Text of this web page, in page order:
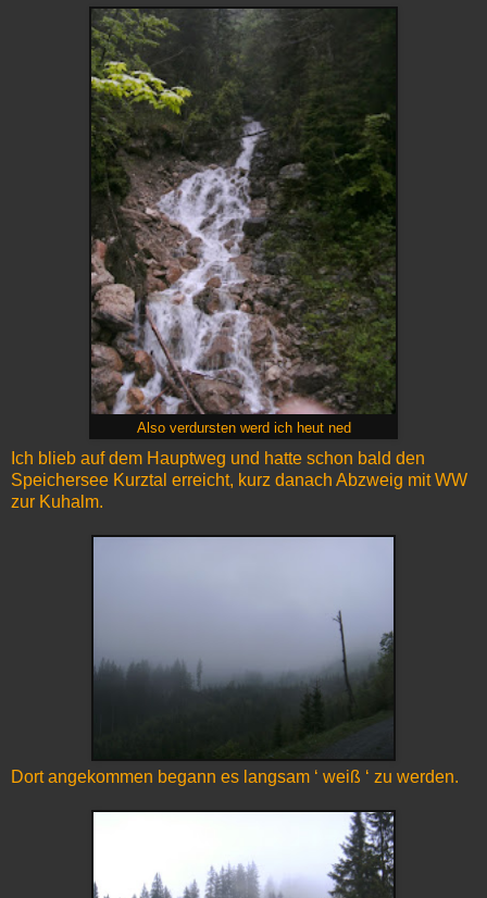
Also verdursten werd ich heut ned
Ich blieb auf dem Hauptweg und hatte schon bald den
Speichersee Kurztal erreicht, kurz danach Abzweig mit WW
zur Kuhalm.
Dort angekommen begann es langsam ‘ weiß ‘ zu werden.